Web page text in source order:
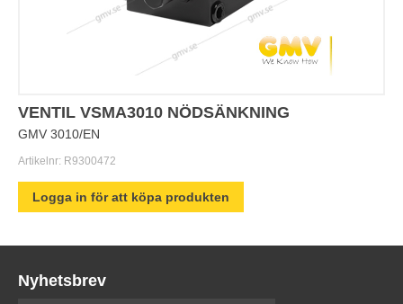
VENTIL VSMA3010 NÖDSÄNKNING
GMV 3010/EN
Artikelnr: R9300472
Logga in för att köpa produkten
Nyhetsbrev